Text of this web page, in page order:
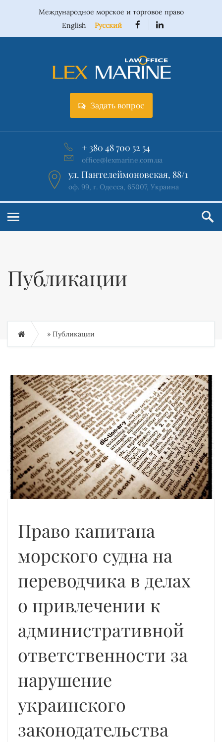
Международное морское и торговое право
English
Русский
Задать вопрос
+ 380 48 700 52 54
office@lexmarine.com.ua
ул. Пантелеймоновская, 88/1
оф. 99, г. Одесса, 65007, Украина
Публикации
» Публикации
Право капитана
морского судна на
переводчика в делах
о привлечении к
административной
ответственности за
нарушение
украинского
законодательства